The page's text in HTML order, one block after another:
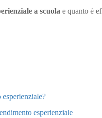
a scuola e quanto è
esperienziale?
esperienziale